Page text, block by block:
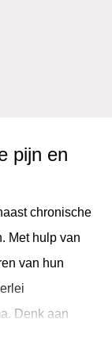
pijn en
chronische
Met hulp van
van hun
Denk aan